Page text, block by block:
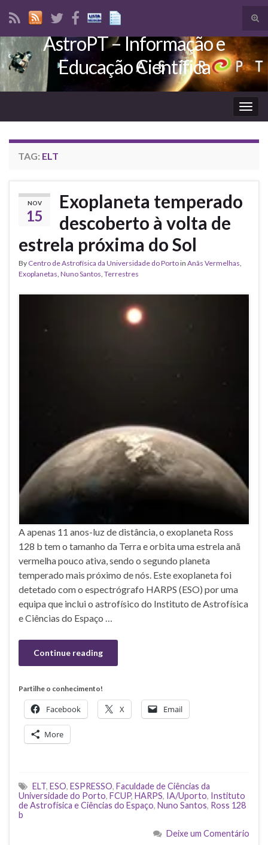
Search for:
AstroPT – Informação e
Educação Científica
TAG: ELT
NOV
15
Exoplaneta temperado
descoberto à volta de
estrela próxima do Sol
By Centro de Astrofísica da Universidade do Portoin Anãs Vermelhas,
Exoplanetas, Nuno Santos, Terrestres
A apenas 11 anos-luz de distância, o exoplaneta Ross
128 b tem o tamanho da Terra e orbita uma estrela anã
vermelha pouco ativa, sendo o segundo planeta
temperado mais próximo de nós. Este exoplaneta foi
detetado com o espectrógrafo HARPS (ESO) por uma
equipa que inclui o astrofísico do Instituto de Astrofísica
e Ciências do Espaço …
Continue reading
Partilhe o conhecimento!
Facebook X Email
More
ELT, ESO, ESPRESSO, Faculdade de Ciências da
Universidade do Porto, FCUP, HARPS, IA/Uporto, Instituto
de Astrofísica e Ciências do Espaço, Nuno Santos, Ross 128
b
Deixe um Comentário